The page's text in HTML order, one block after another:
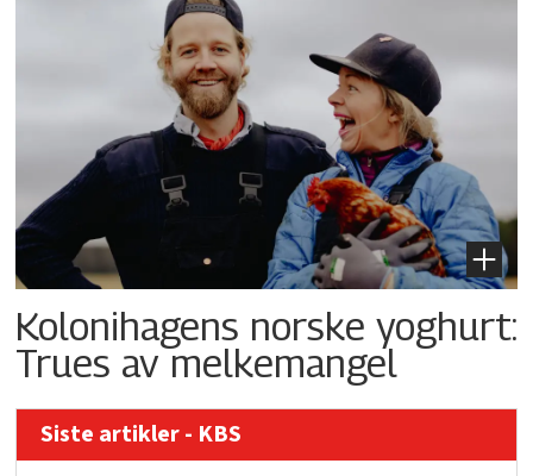
Kolonihagens norske yoghurt:
Trues av melkemangel
Siste artikler - KBS